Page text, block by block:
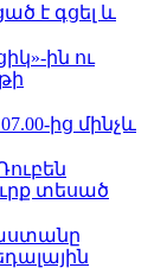
է գցել և
ին ու
ից մինչև
տեսած